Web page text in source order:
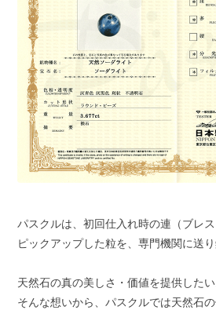
パスクルは、初回仕入れ時の連（ブレ
ピックアップした粒を、専門機関に送り
天然石の真の美しさ・価値を提供したい
そんな想いから、パスクルでは天然石